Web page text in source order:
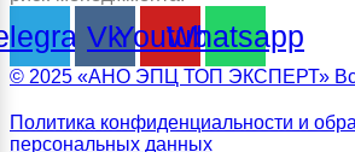
VkYoutube
Whatsapp
© 2025 «АНО ЭПЦ ТОП ЭКСПЕРТ»
Политика конфиденциальности и
персональных данных